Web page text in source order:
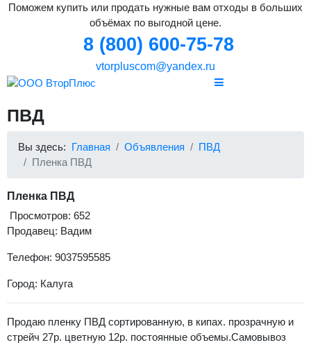
Поможем купить или продать нужные вам отходы в больших
объёмах по выгодной цене.
8 (800) 600-75-78
vtorpluscom@yandex.ru
ПВД
Вы здесь: Главная Объявления
ПВД
Пленка ПВД
Пленка ПВД
Просмотров: 652
Продавец: Вадим
Телефон: 9037595585
Город: Калуга
Продаю пленку ПВД сортированную, в кипах. прозрачную и
стрейч 27р. цветную 12р. постоянные объемы.Самовывоз